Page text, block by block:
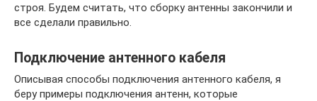
строя. Будем считать, что сборку антенны закончили и
все сделали правильно.
Подключение антенного кабеля
Описывая способы подключения антенного кабеля, я
беру примеры подключения антенн, которые